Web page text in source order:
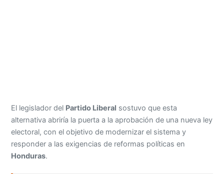
El legislador del Partido Liberal sostuvo que esta
alternativa abriría la puerta a la aprobación de una nueva ley
electoral, con el objetivo de modernizar el sistema y
responder a las exigencias de reformas políticas en
Honduras.